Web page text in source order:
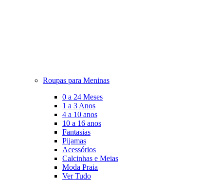
Roupas para Meninas
0 a 24 Meses
1 a 3 Anos
4 a 10 anos
10 a 16 anos
Fantasias
Pijamas
Acessórios
Calcinhas e Meias
Moda Praia
Ver Tudo